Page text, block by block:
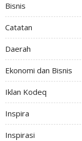
Bisnis
Catatan
Daerah
Ekonomi dan Bisnis
Iklan Kodeq
Inspira
Inspirasi